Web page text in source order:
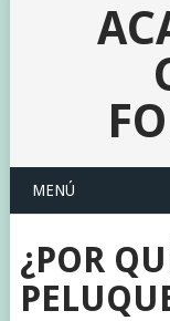
MENÚ
¿POR